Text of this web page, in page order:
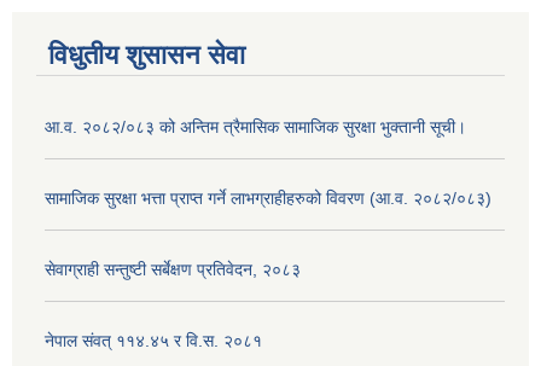
विधुतीय शुसासन सेवा
आ.व. २०८२/०८३ को अन्तिम त्रैमासिक सामाजिक सुरक्षा भुक्तानी सूची।
सामाजिक सुरक्षा भत्ता प्राप्त गर्ने लाभग्राहीहरुको विवरण (आ.व. २०८२/०८३)
सेवाग्राही सन्तुष्टी सर्बेक्षण प्रतिवेदन, २०८३
नेपाल संवत् ११४.४५ र वि.स. २०८१